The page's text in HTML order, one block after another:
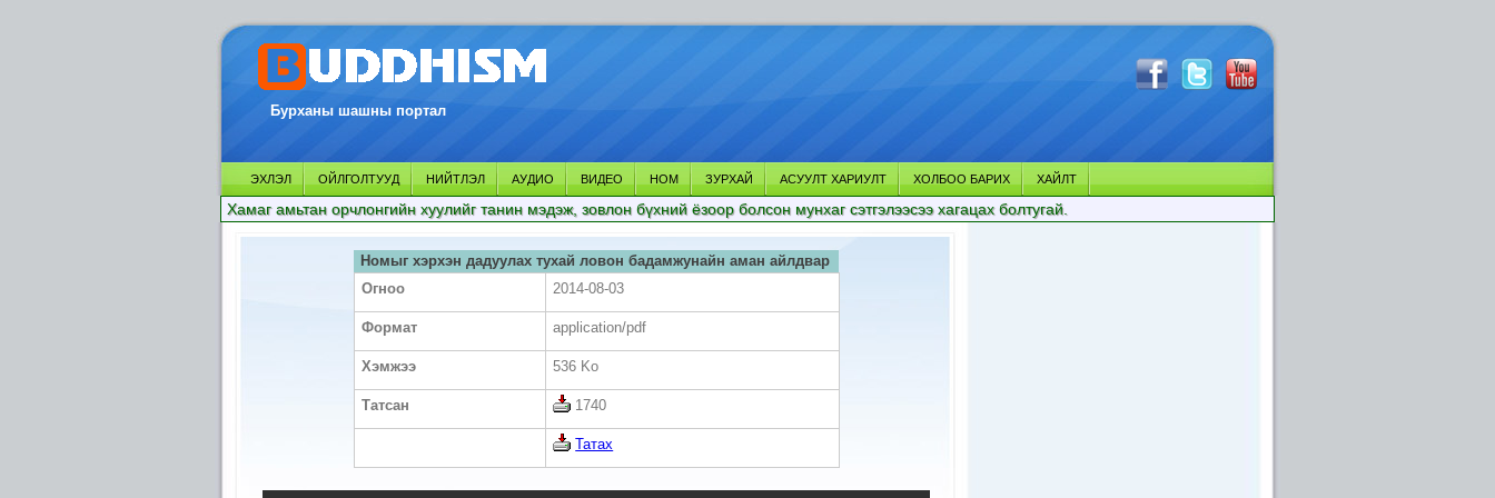
Бурханы шашны портал
ЭХЛЭЛ ОЙЛГОЛТУУД НИЙТЛЭЛ АУДИО ВИДЕО НОМ ЗУРХАЙ АСУУЛТ ХАРИУЛТ ХОЛБОО БАРИХ ХАЙЛТ
Хамаг амьтан орчлонгийн хуулийг танин мэдэж, зовлон бүхний ёзоор болсон мунхаг сэтгэлээсээ хагацах болтугай.
Номыг хэрхэн дадуулах тухай ловон бадамжунайн аман айлдвар
Огноо
2014-08-03
Формат application/pdf
Хэмжээ 536 Ko
Татсан 1740
Татах